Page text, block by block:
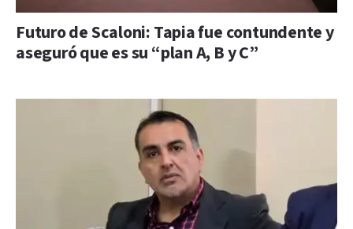
Futuro de Scaloni: Tapia fue contundente y
aseguró que es su “plan A, B y C”